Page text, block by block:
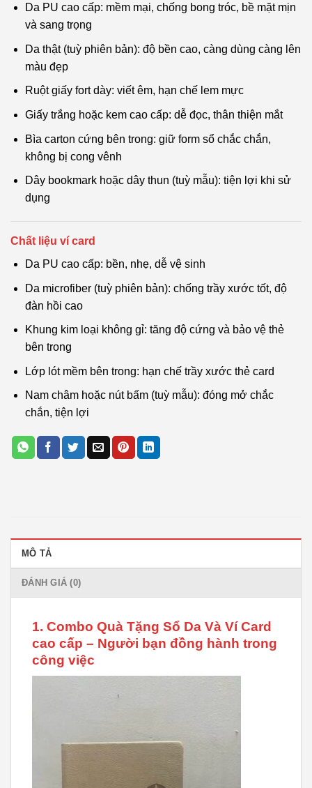
Da PU cao cấp: mềm mại, chống bong tróc, bề mặt mịn
và sang trọng
Da thật (tuỳ phiên bản): độ bền cao, càng dùng càng lên
màu đẹp
Ruột giấy fort dày: viết êm, hạn chế lem mực
Giấy trắng hoặc kem cao cấp: dễ đọc, thân thiện mắt
Bìa carton cứng bên trong: giữ form sổ chắc chắn,
không bị cong vênh
Dây bookmark hoặc dây thun (tuỳ mẫu): tiện lợi khi sử
dụng
Chất liệu ví card
Da PU cao cấp: bền, nhẹ, dễ vệ sinh
Da microfiber (tuỳ phiên bản): chống trầy xước tốt, độ
đàn hồi cao
Khung kim loại không gỉ: tăng độ cứng và bảo vệ thẻ
bên trong
Lớp lót mềm bên trong: hạn chế trầy xước thẻ card
Nam châm hoặc nút bấm (tuỳ mẫu): đóng mở chắc
chắn, tiện lợi
MÔ TẢ
ĐÁNH GIÁ (0)
1. Combo Quà Tặng Sổ Da Và Ví Card
cao cấp – Người bạn đồng hành trong
công việc